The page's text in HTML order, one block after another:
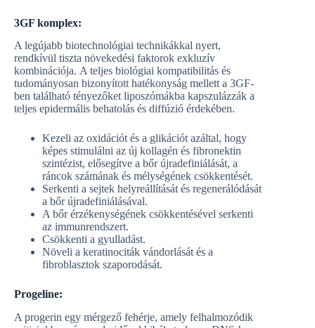
3GF komplex:
A legújabb biotechnológiai technikákkal nyert,
rendkívül tiszta növekedési faktorok exkluzív
kombinációja. A teljes biológiai kompatibilitás és
tudományosan bizonyított hatékonyság mellett a 3GF-
ben található tényezőket liposzómákba kapszulázzák a
teljes epidermális behatolás és diffúzió érdekében.
Kezeli az oxidációt és a glikációt azáltal, hogy
képes stimulálni az új kollagén és fibronektin
szintézist, elősegítve a bőr újradefiniálását, a
ráncok számának és mélységének csökkentését.
Serkenti a sejtek helyreállítását és regenerálódását
a bőr újradefiniálásával.
A bőr érzékenységének csökkentésével serkenti
az immunrendszert.
Csökkenti a gyulladást.
Növeli a keratinociták vándorlását és a
fibroblasztok szaporodását.
Progeline:
A progerin egy mérgező fehérje, amely felhalmozódik